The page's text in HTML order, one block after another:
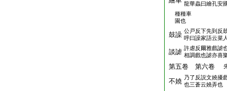
龍華蟲曰繪孔安
種種車
園也
鼓譟 公戸反下先到反
呼曰譟家語云菜
談謔 許虐反爾雅戲謔
相調戲也謔亦喜
第五卷 第六卷
不嬈 乃了反説文嬈擾
也三蒼云嬈弄也